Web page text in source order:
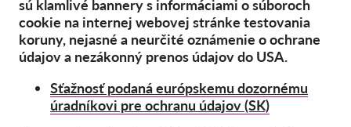
sú klamlivé bannery s informáciami o súboroch
cookie na internej webovej stránke testovania
koruny, nejasné a neurčité oznámenie o ochrane
údajov a nezákonný prenos údajov do USA.
Sťažnosť podaná európskemu dozornému
úradníkovi pre ochranu údajov (SK)